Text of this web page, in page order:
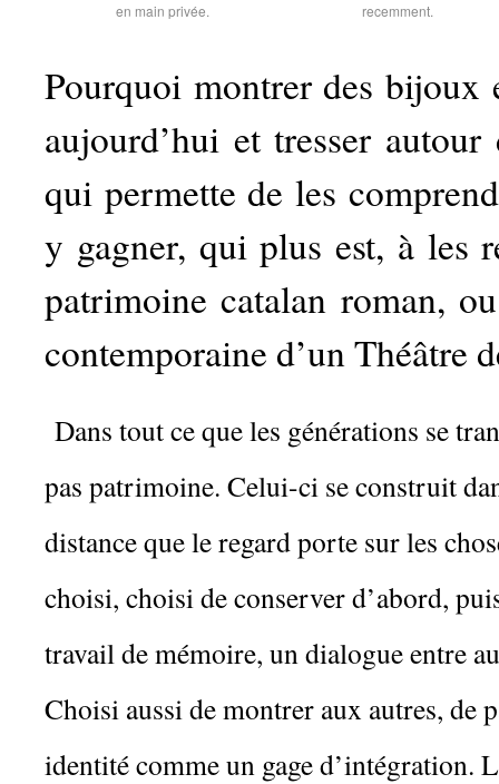
en main privée.
recemment.
Pourquoi montrer des bijoux
aujourd’hui et tresser autour
qui permette de les
y gagner, qui plus est, à les
patrimoine catalan roman,
contemporaine d’un Théâtre
Dans tout ce que les générations se
pas patrimoine. Celui-ci se construit
distance que le regard porte sur les
choisi, choisi de conserver d’abord,
travail de mémoire, un dialogue entre
Choisi aussi de montrer aux autres, de
identité comme un gage d’intégration.